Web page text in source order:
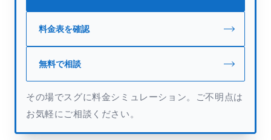
料金表を確認
無料で相談
その場でスグに料金シミュレーション。ご不明点は
お気軽にご相談ください。